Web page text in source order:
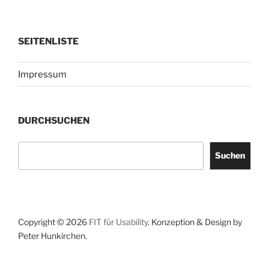
SEITENLISTE
Impressum
DURCHSUCHEN
Suchen
Copyright © 2026 FIT für Usability. Konzeption & Design by
Peter Hunkirchen.